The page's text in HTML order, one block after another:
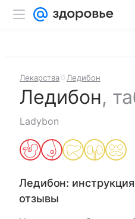
Лекарства Ледибон
Ледибон,
Ladybon
Ледибон:
отзывы